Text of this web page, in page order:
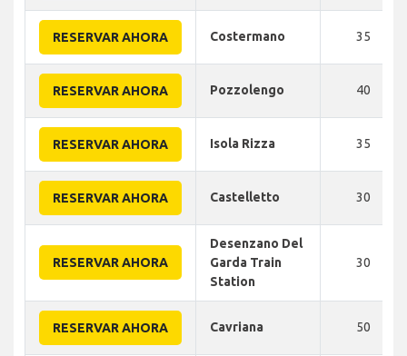
RESERVAR AHORA Costermano 35
RESERVAR AHORA Pozzolengo 40
RESERVAR AHORA Isola Rizza 35
RESERVAR AHORA Castelletto 30
RESERVAR AHORA
Desenzano Del
Garda Train
Station
30
RESERVAR AHORA Cavriana 50